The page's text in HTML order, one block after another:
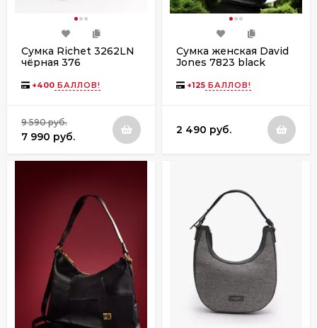
Сумка Richet 3262LN
чёрная 376
+400 БАЛЛОВ!
9 590 руб.
7 990 руб.
Сумка женская David
Jones 7823 black
+125 БАЛЛОВ!
2 490 руб.